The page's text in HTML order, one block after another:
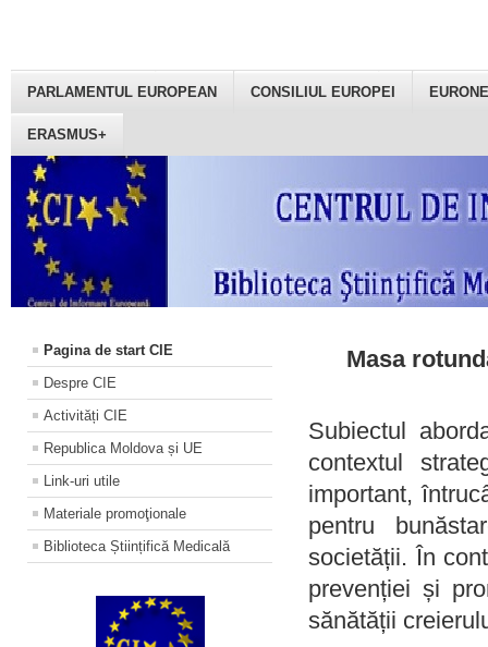
PARLAMENTUL EUROPEAN CONSILIUL EUROPEI
ERASMUS+
Pagina de start CIE
Despre CIE
Activități CIE
Republica Moldova și UE
Link-uri utile
Materiale promoţionale
Biblioteca Științifică Medicală
Masa
Subiectul
contextul
important,
pentru
societății. În
prevenției și
sănătății